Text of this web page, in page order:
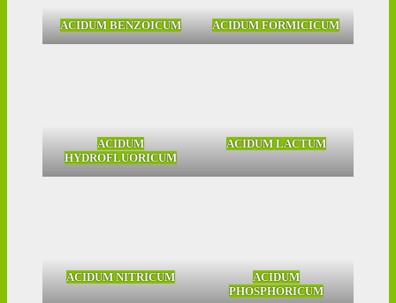
ACIDUM BENZOICUM ACIDUM FORMICICUM
ACIDUM
HYDROFLUORICUM
ACIDUM LACTUM
ACIDUM NITRICUM
ACIDUM
PHOSPHORICUM